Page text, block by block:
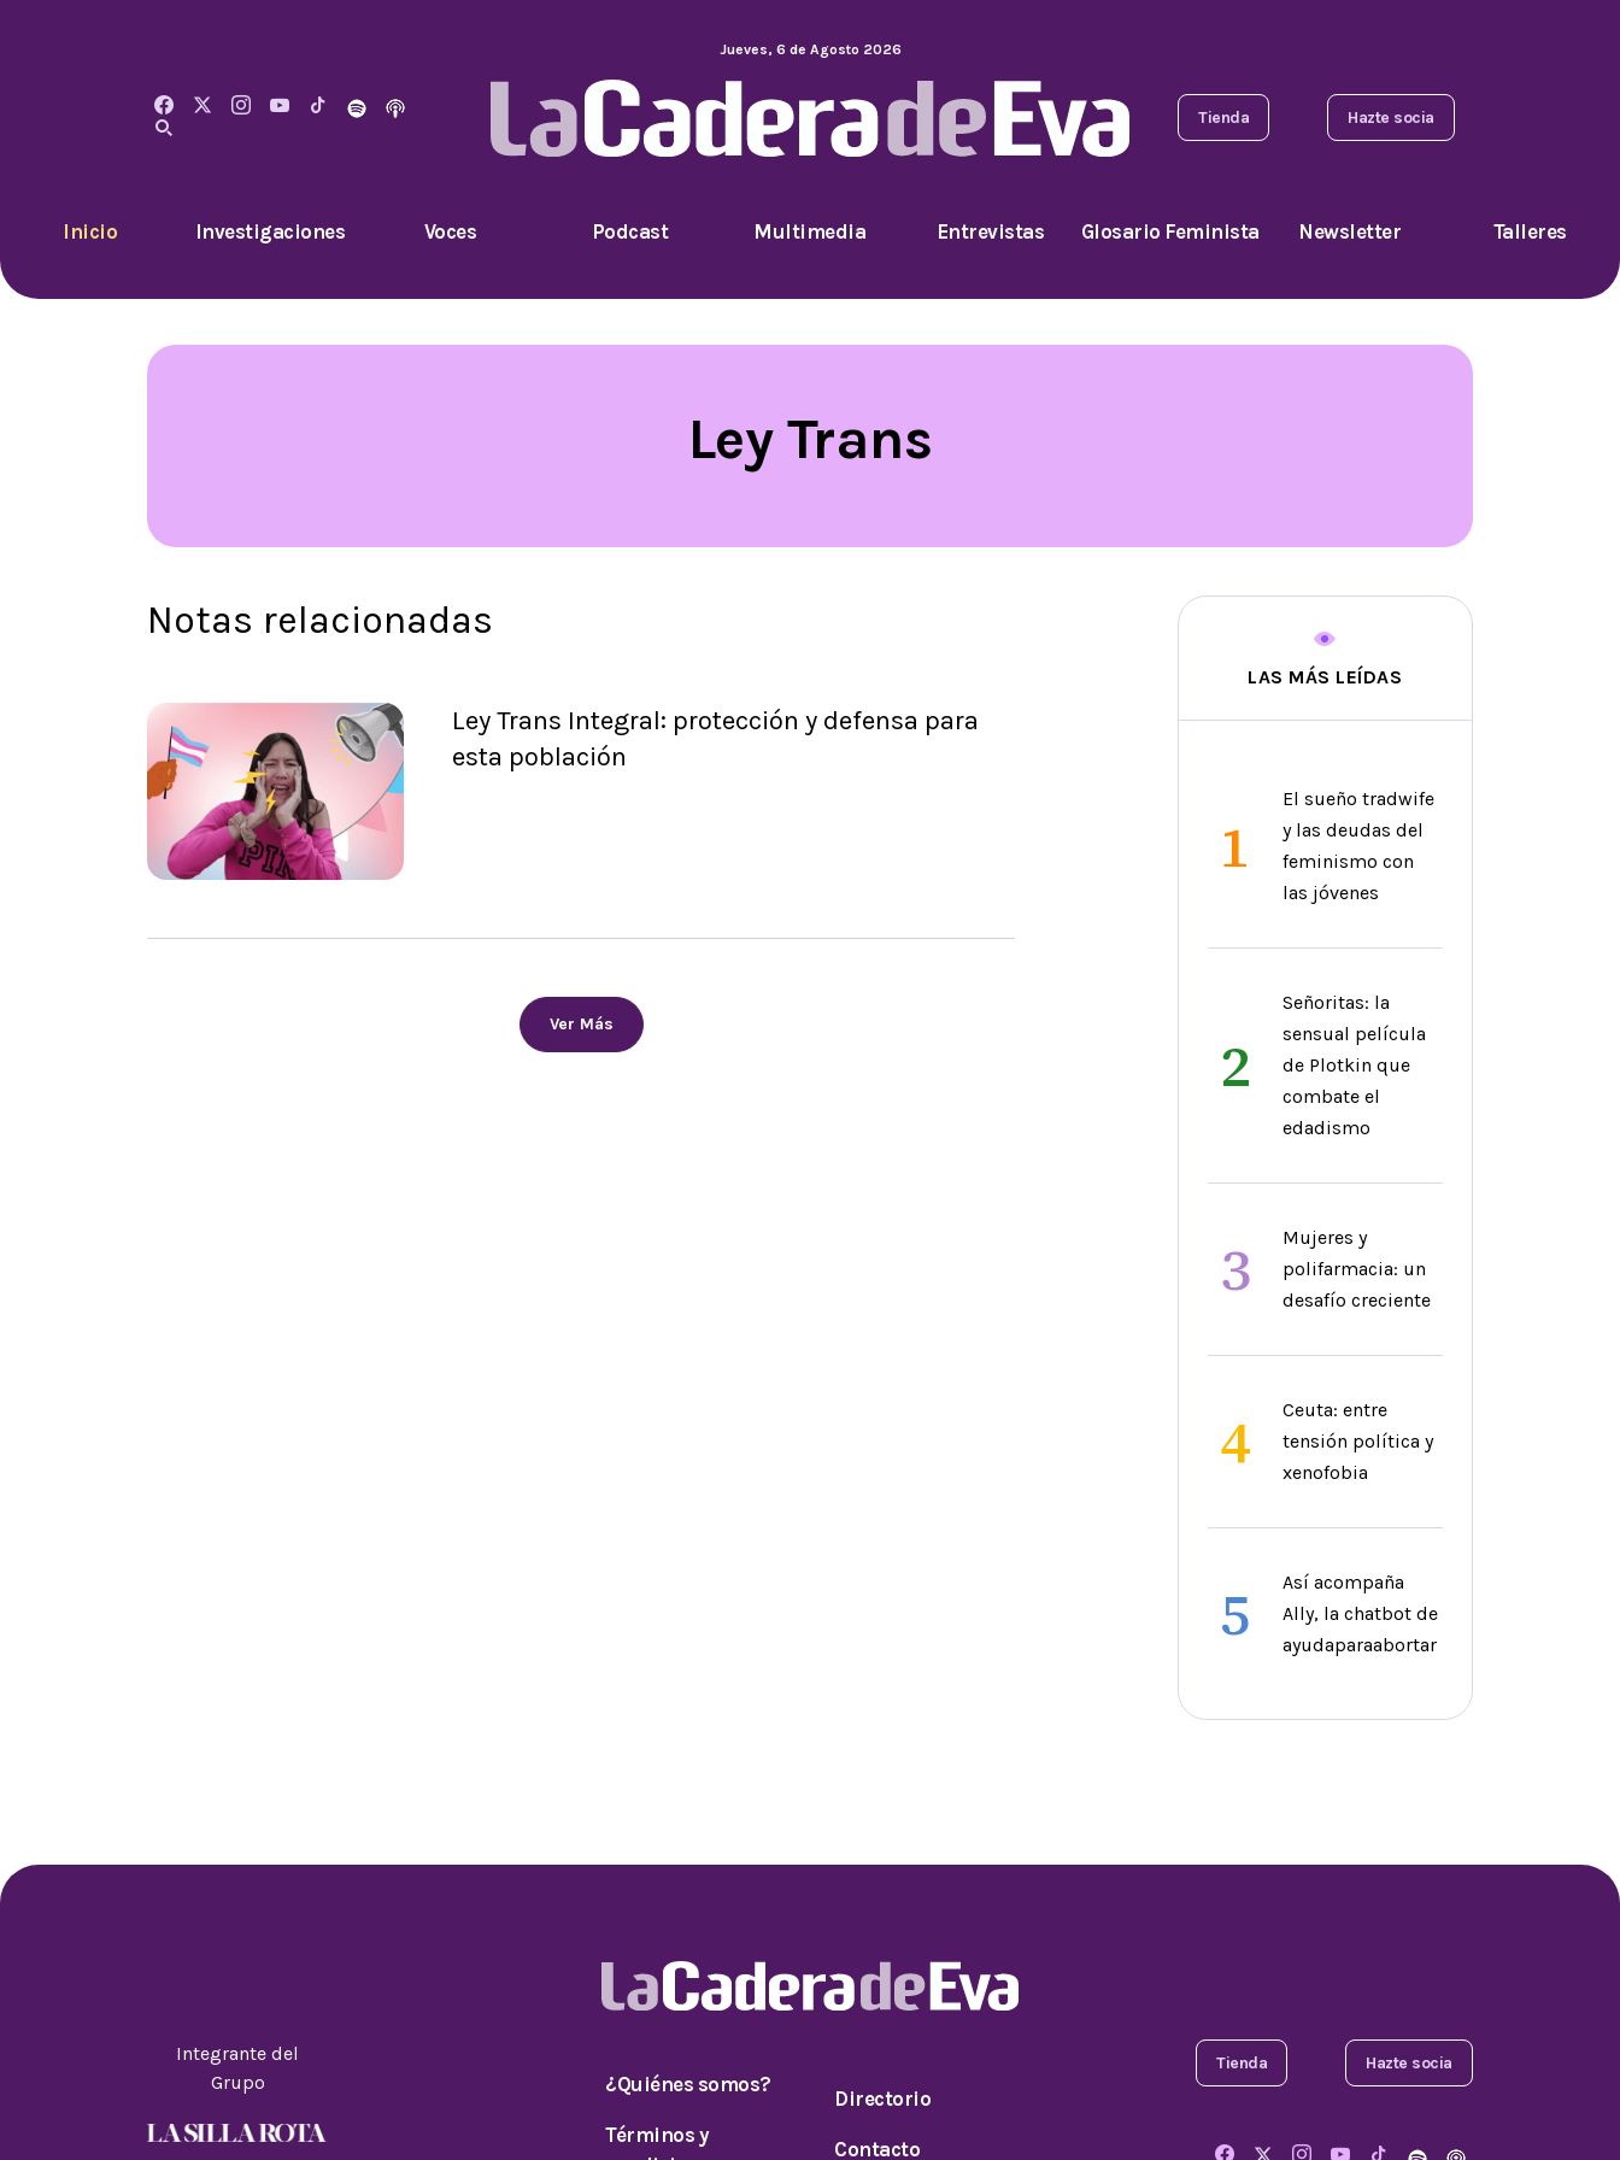
Jueves, 6 de Agosto 2026
Tienda Hazte socia
Inicio Investigaciones Voces Podcast Multimedia Entrevistas Glosario Feminista Newsletter Talleres
Ley Trans
Notas relacionadas
Ley Trans Integral: protección y defensa para
esta población
Ver Más
LAS MÁS LEÍDAS
1
El sueño tradwife
y las deudas del
feminismo con
las jóvenes
2
Señoritas: la
sensual película
de Plotkin que
combate el
edadismo
3
Mujeres y
polifarmacia: un
desafío creciente
4
Ceuta: entre
tensión política y
xenofobia
5
Así acompaña
Ally, la chatbot de
ayudaparaabortar
Integrante del
Grupo
¿Quiénes somos?
Términos y
Directorio
Contacto
Tienda Hazte socia